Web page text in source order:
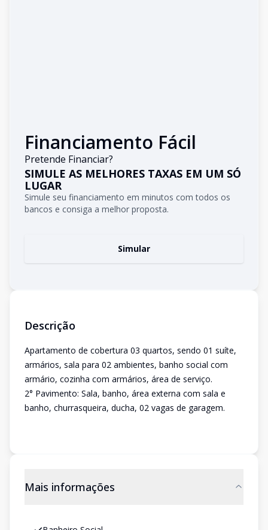
Financiamento Fácil
Pretende Financiar?
SIMULE AS MELHORES TAXAS EM UM SÓ
LUGAR
Simule seu financiamento em minutos com todos os
bancos e consiga a melhor proposta.
Simular
Descrição
Apartamento de cobertura 03 quartos, sendo 01 suíte,
armários, sala para 02 ambientes, banho social com
armário, cozinha com armários, área de serviço.
2° Pavimento: Sala, banho, área externa com sala e
banho, churrasqueira, ducha, 02 vagas de garagem.
Mais informações